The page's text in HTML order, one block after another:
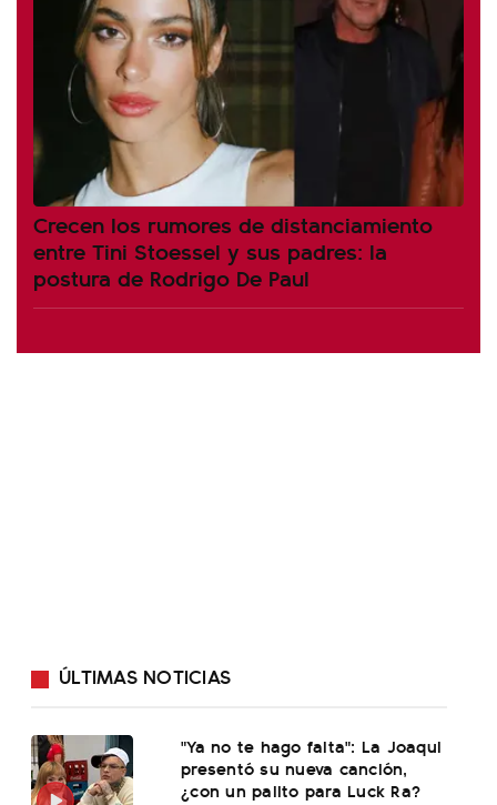
Crecen los rumores de distanciamiento
entre Tini Stoessel y sus padres: la
postura de Rodrigo De Paul
ÚLTIMAS NOTICIAS
"Ya no te hago falta": La Joaqui
presentó su nueva canción,
¿con un palito para Luck Ra?